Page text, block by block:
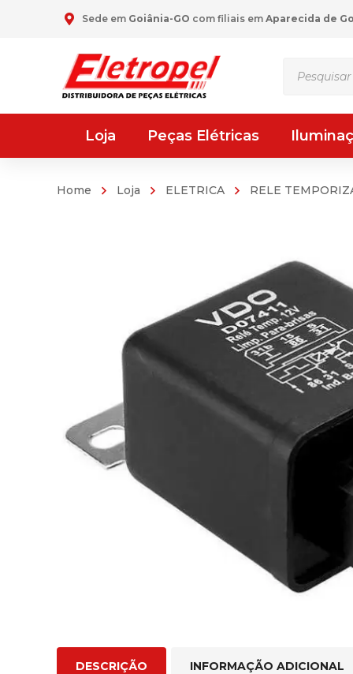
Sede em Goiânia-GO com filiais em Aparecida de
Loja Peças Elétricas
Home Loja ELETRICA RELE
DESCRIÇÃO INFORMAÇÃO ADICIONAL